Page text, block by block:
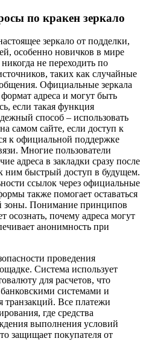
по кракен зеркало
зеркало от подделки,
особенно новичков в мире
не переходить по
таких как случайные
Официальные зеркала
адреса и могут быть
если такая функция
способ – использовать
самом сайте, если доступ к
к официальной поддержке
Многие пользователи
адреса в закладки сразу после
ним быстрый доступ в будущем.
ссылок через официальные
также помогает оставаться
зоны. Понимание принципов
осознать, почему адреса могут
анонимность при
проведения
Система использует
для расчетов, что
системами и
транзакций. Все платежи
где средства
выполнения условий
защищает покупателя от